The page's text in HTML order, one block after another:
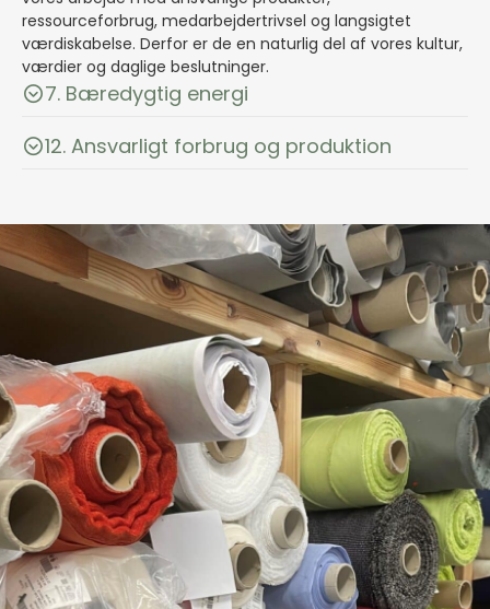
ressourceforbrug, medarbejdertrivsel og langsigtet
værdiskabelse. Derfor er de en naturlig del af vores kultur,
værdier og daglige beslutninger.
7. Bæredygtig energi
12. Ansvarligt forbrug og produktion